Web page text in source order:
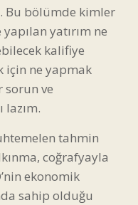
Bu bölümde kimler
yatırım ne
kalifiye
için ne yapmak
sorun ve
tahmin
coğrafyayla
ekonomik
sahip olduğu